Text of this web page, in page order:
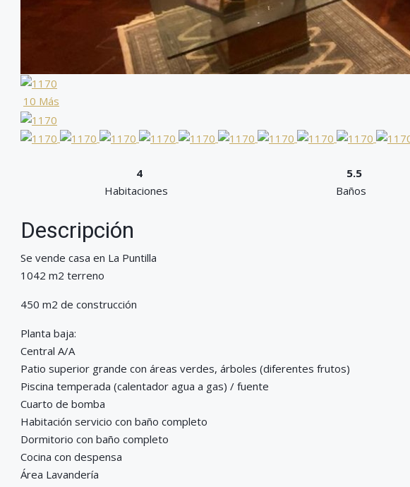
10 Más
4
Habitaciones
5.5
Baños
Descripción
Se vende casa en La Puntilla
1042 m2 terreno
450 m2 de construcción
Planta baja:
Central A/A
Patio superior grande con áreas verdes, árboles (diferentes frutos)
Piscina temperada (calentador agua a gas) / fuente
Cuarto de bomba
Habitación servicio con baño completo
Dormitorio con baño completo
Cocina con despensa
Área Lavandería